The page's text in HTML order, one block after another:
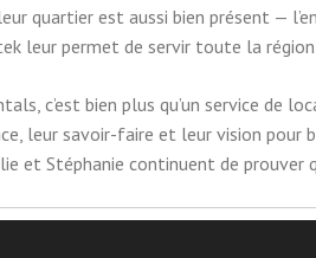
quartier est aussi bien présent —
leur permet de servir toute la
c’est bien plus qu’un service de
leur savoir-faire et leur vision pour
et Stéphanie continuent de prouver